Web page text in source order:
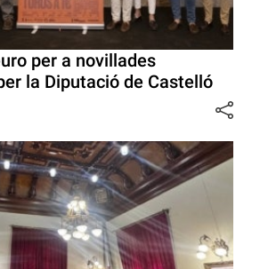
per a novillades
la Diputació de Castelló